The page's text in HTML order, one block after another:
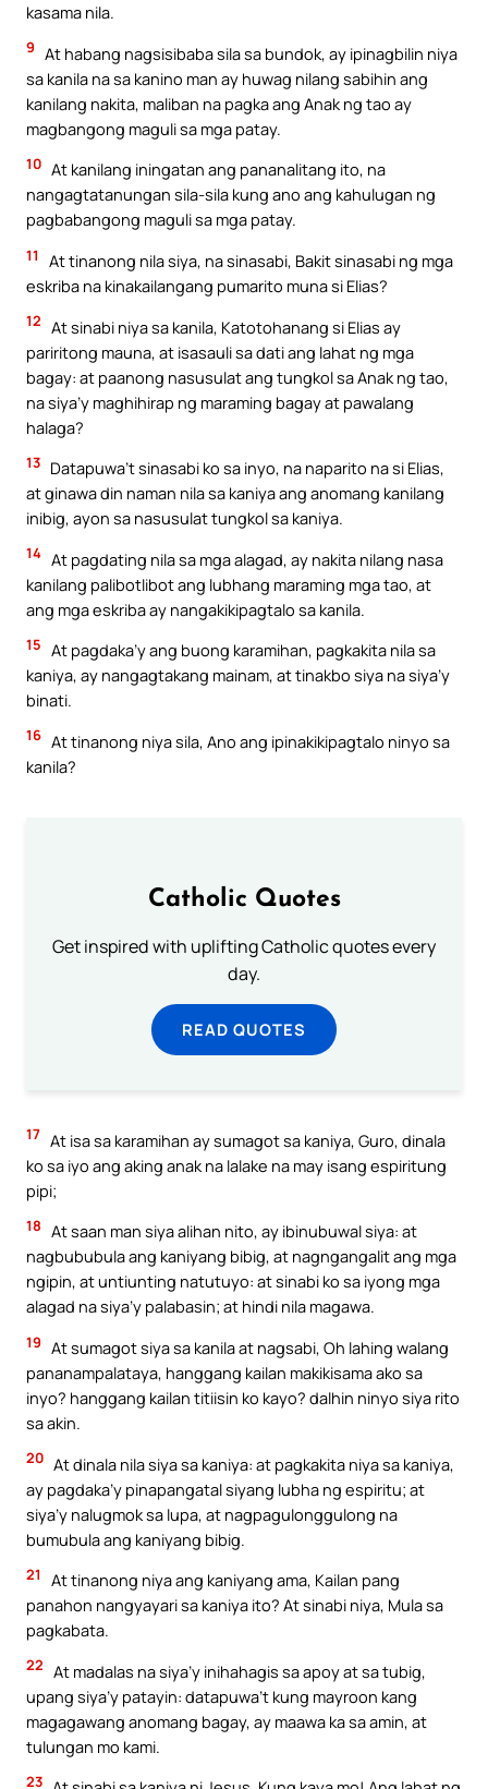
kasama nila.
9 At habang nagsisibaba sila sa bundok, ay ipinagbilin niya
sa kanila na sa kanino man ay huwag nilang sabihin ang
kanilang nakita, maliban na pagka ang Anak ng tao ay
magbangong maguli sa mga patay.
10 At kanilang iningatan ang pananalitang ito, na
nangagtatanungan sila-sila kung ano ang kahulugan ng
pagbabangong maguli sa mga patay.
11
At tinanong nila siya, na sinasabi, Bakit sinasabi ng mga
eskriba na kinakailangang pumarito muna si Elias?
12 At sinabi niya sa kanila, Katotohanang si Elias ay
pariritong mauna, at isasauli sa dati ang lahat ng mga
bagay: at paanong nasusulat ang tungkol sa Anak ng tao,
na siya’y maghihirap ng maraming bagay at pawalang
halaga?
13 Datapuwa’t sinasabi ko sa inyo, na naparito na si Elias,
at ginawa din naman nila sa kaniya ang anomang kanilang
inibig, ayon sa nasusulat tungkol sa kaniya.
14 At pagdating nila sa mga alagad, ay nakita nilang nasa
kanilang palibotlibot ang lubhang maraming mga tao, at
ang mga eskriba ay nangakikipagtalo sa kanila.
15 At pagdaka’y ang buong karamihan, pagkakita nila sa
kaniya, ay nangagtakang mainam, at tinakbo siya na siya’y
binati.
16 At tinanong niya sila, Ano ang ipinakikipagtalo ninyo sa
kanila?
Catholic Quotes
Get inspired with uplifting Catholic quotes every
day.
READ QUOTES
17 At isa sa karamihan ay sumagot sa kaniya, Guro, dinala
ko sa iyo ang aking anak na lalake na may isang espiritung
pipi;
18 At saan man siya alihan nito, ay ibinubuwal siya: at
nagbububula ang kaniyang bibig, at nagngangalit ang mga
ngipin, at untiunting natutuyo: at sinabi ko sa iyong mga
alagad na siya’y palabasin; at hindi nila magawa.
19 At sumagot siya sa kanila at nagsabi, Oh lahing walang
pananampalataya, hanggang kailan makikisama ako sa
inyo? hanggang kailan titiisin ko kayo? dalhin ninyo siya rito
sa akin.
20 At dinala nila siya sa kaniya: at pagkakita niya sa kaniya,
ay pagdaka’y pinapangatal siyang lubha ng espiritu; at
siya’y nalugmok sa lupa, at nagpagulonggulong na
bumubula ang kaniyang bibig.
21
At tinanong niya ang kaniyang ama, Kailan pang
panahon nangyayari sa kaniya ito? At sinabi niya, Mula sa
pagkabata.
22 At madalas na siya’y inihahagis sa apoy at sa tubig,
upang siya’y patayin: datapuwa’t kung mayroon kang
magagawang anomang bagay, ay maawa ka sa amin, at
tulungan mo kami.
23